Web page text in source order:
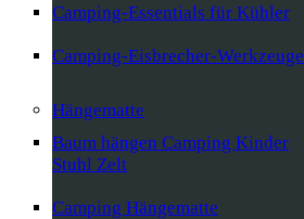
Camping-Essentials für Kühler
Camping-Eisbrecher-Werkzeuge
Hängematte
Baum hängen Camping Kinder
Stuhl Zelt
Camping Hängematte